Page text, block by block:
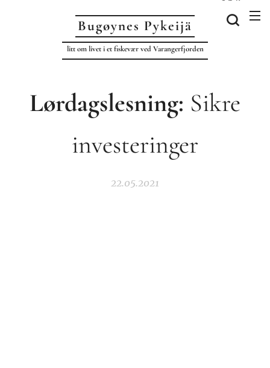
Bugøynes Pykeijä
litt om livet i et fiskevær ved Varangerfjorden
Lørdagslesning: Sikre
investeringer
22.05.2021